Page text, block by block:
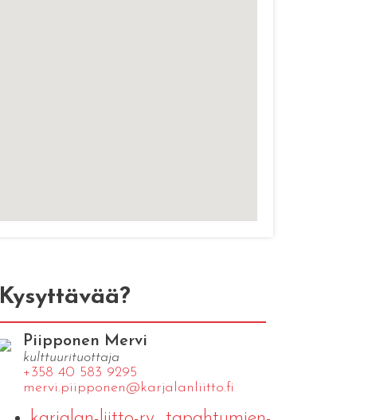
Kysyttävää?
Piipponen Mervi
kulttuurituottaja
+358 40 583 9295
mervi.​piipponen@​kar​jala​nlii​tto.​fi